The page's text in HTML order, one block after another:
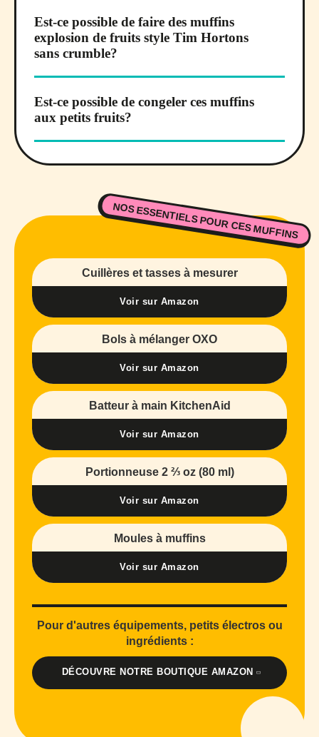
Est-ce possible de faire des muffins
explosion de fruits style Tim Hortons
sans crumble?
Est-ce possible de congeler ces muffins
aux petits fruits?
NOS ESSENTIELS POUR CES MUFFINS
Cuillères et tasses à mesurer
Voir sur Amazon
Bols à mélanger OXO
Voir sur Amazon
Batteur à main KitchenAid
Voir sur Amazon
Portionneuse 2 ⅔ oz (80 ml)
Voir sur Amazon
Moules à muffins
Voir sur Amazon
Pour d'autres équipements, petits électros ou
ingrédients :
DÉCOUVRE NOTRE BOUTIQUE AMAZON